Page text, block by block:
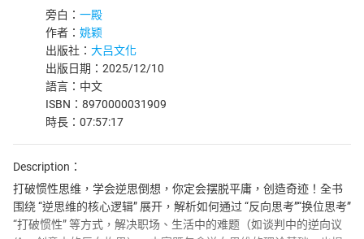
旁白： 一殿
作者： 姚颖
出版社： 大吕文化
出版日期：2025/12/10
語言：中文
ISBN：8970000031909
時長：07:57:17
Description：
打破惯性思维，学会逆思倒想，你定会摆脱平庸，创造奇迹！全书
围绕 “逆思维的核心逻辑” 展开，解析如何通过 “反向思考”“换位思考”
“打破惯性” 等方式，解决职场、生活中的难题（如谈判中的逆向议